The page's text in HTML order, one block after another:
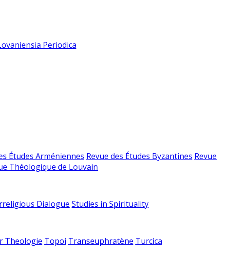
Periodica
Études Arméniennes Revue des Études Byzantines Revue
Théologique de Louvain
Dialogue Studies in Spirituality
Theologie Topoi Transeuphratène Turcica